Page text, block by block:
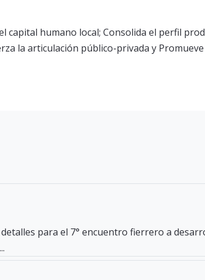
capital humano local; Consolida el perfil
la articulación público-privada y Promueve
para el 7° encuentro fierrero a